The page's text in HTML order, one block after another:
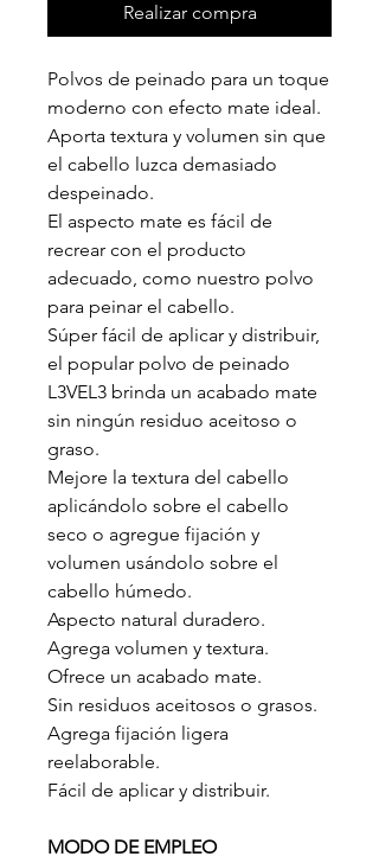
Realizar compra
Polvos de peinado para un toque
moderno con efecto mate ideal.
Aporta textura y volumen sin que
el cabello luzca demasiado
despeinado.
El aspecto mate es fácil de
recrear con el producto
adecuado, como nuestro polvo
para peinar el cabello.
Súper fácil de aplicar y distribuir,
el popular polvo de peinado
L3VEL3 brinda un acabado mate
sin ningún residuo aceitoso o
graso.
Mejore la textura del cabello
aplicándolo sobre el cabello
seco o agregue fijación y
volumen usándolo sobre el
cabello húmedo.
Aspecto natural duradero.
Agrega volumen y textura.
Ofrece un acabado mate.
Sin residuos aceitosos o grasos.
Agrega fijación ligera
reelaborable.
Fácil de aplicar y distribuir.
MODO DE EMPLEO